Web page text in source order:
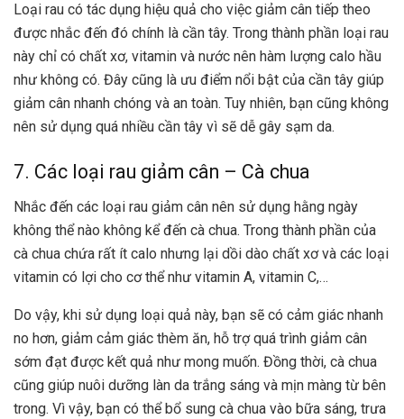
Loại rau có tác dụng hiệu quả cho việc giảm cân tiếp theo
được nhắc đến đó chính là cần tây. Trong thành phần loại rau
này chỉ có chất xơ, vitamin và nước nên hàm lượng calo hầu
như không có. Đây cũng là ưu điểm nổi bật của cần tây giúp
giảm cân nhanh chóng và an toàn. Tuy nhiên, bạn cũng không
nên sử dụng quá nhiều cần tây vì sẽ dễ gây sạm da.
7. Các loại rau giảm cân – Cà chua
Nhắc đến các loại rau giảm cân nên sử dụng hằng ngày
không thể nào không kể đến cà chua. Trong thành phần của
cà chua chứa rất ít calo nhưng lại dồi dào chất xơ và các loại
vitamin có lợi cho cơ thể như vitamin A, vitamin C,…
Do vậy, khi sử dụng loại quả này, bạn sẽ có cảm giác nhanh
no hơn, giảm cảm giác thèm ăn, hỗ trợ quá trình giảm cân
sớm đạt được kết quả như mong muốn. Đồng thời, cà chua
cũng giúp nuôi dưỡng làn da trắng sáng và mịn màng từ bên
trong. Vì vậy, bạn có thể bổ sung cà chua vào bữa sáng, trưa